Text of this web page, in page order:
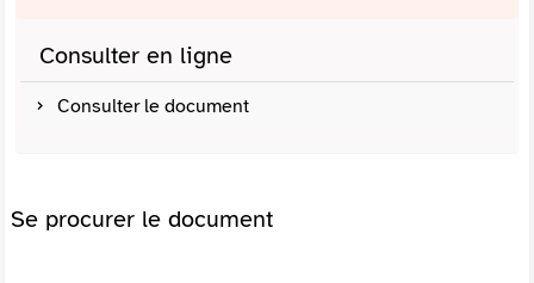
Consulter en ligne
Consulter le document
Se procurer le document